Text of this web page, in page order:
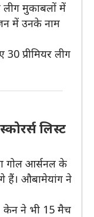
लीग मुकाबलों में
में उनके नाम
प्रीमियर लीग
लिस्ट
गोल आर्सनल के
हैं। औबामेयांग ने
केन ने भी 15 मैच